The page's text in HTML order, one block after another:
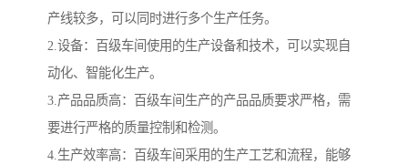
产线较多，可以同时进行多个生产任务。
2.设备：百级车间使用的生产设备和技术，可以实现自
动化、智能化生产。
3.产品品质高：百级车间生产的产品品质要求严格，需
要进行严格的质量控制和检测。
4.生产效率高：百级车间采用的生产工艺和流程，能够